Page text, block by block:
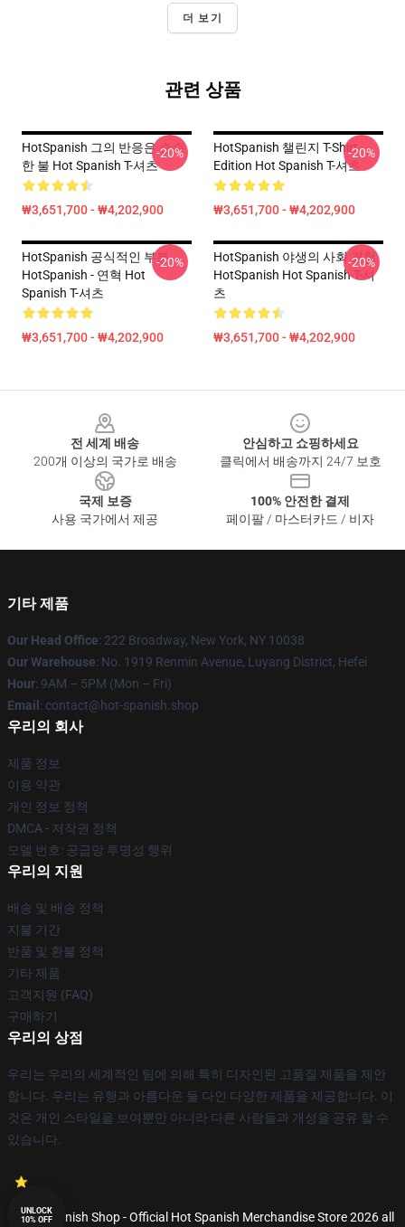
더 보기
관련 상품
HotSpanish 그의 반응은 순수
한 불 Hot Spanish T-셔츠
₩3,651,700 - ₩4,202,900
-20%
HotSpanish 챌린지 T-Shirt
Edition Hot Spanish T-셔츠
₩3,651,700 - ₩4,202,900
-20%
HotSpanish 공식적인 부분
HotSpanish - 연혁 Hot
Spanish T-셔츠
₩3,651,700 - ₩4,202,900
-20%
HotSpanish 야생의 사회 경험
HotSpanish Hot Spanish T-셔
츠
₩3,651,700 - ₩4,202,900
-20%
전 세계 배송
200개 이상의 국가로 배송
안심하고 쇼핑하세요
클릭에서 배송까지 24/7 보호
국제 보증
사용 국가에서 제공
100% 안전한 결제
페이팔 / 마스터카드 / 비자
기타 제품
Our Head Office: 222 Broadway, New York, NY 10038
Our Warehouse: No. 1919 Renmin Avenue, Luyang District, Hefei
Hour: 9AM – 5PM (Mon – Fri)
Email : contact@hot-spanish.shop
우리의 회사
제품 정보
이용 약관
개인 정보 정책
DMCA - 저작권 정책
모델 번호: 공급망 투명성 행위
우리의 지원
배송 및 배송 정책
지불 기간
반품 및 환불 정책
기타 제품
고객지원 (FAQ)
구매하기
우리의 상점
우리는 우리의 세계적인 팀에 의해 특히 디자인된 고품질 제품을 제안
합니다. 우리는 유행과 아름다운 둘 다인 다양한 제품을 제공합니다. 이
것은 개인 스타일을 보여뿐만 아니라 다른 사람들과 개성을 공유 할 수
있습니다.
© Hot Spanish Shop - Official Hot Spanish Merchandise Store 2026 all
UNLOCK
10% OFF